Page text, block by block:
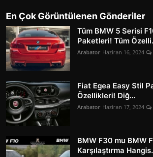
En Çok Görüntülenen Gönderiler
Tüm BMW 5 Serisi
Paketleri! Tüm
Arabator Haziran 16, 2024
Fiat Egea Easy Stil
Özellikleri! Diğ...
Arabator Haziran 17, 2024
BMW F30 mu BMW
Karşılaştırma